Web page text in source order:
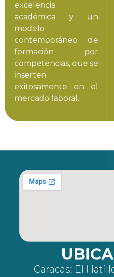
excelencia
académica y un
modelo
contemporáneo de
formación por
competencias, que se
inserten
exitosamente en el
mercado laboral.
Caracas: El